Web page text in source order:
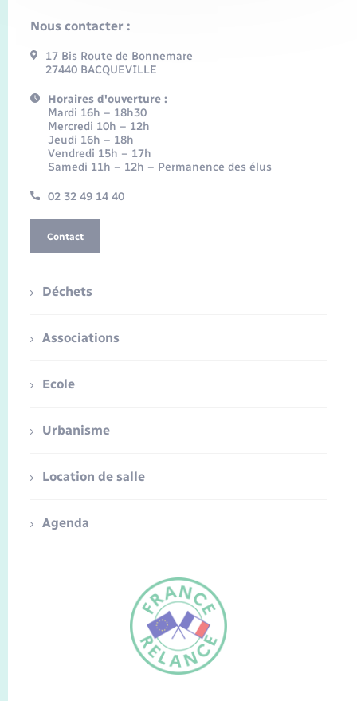
FR
Nous contacter :
17 Bis Route de Bonnemare
27440 BACQUEVILLE
Horaires d'ouverture :
Mardi 16h – 18h30
Mercredi 10h – 12h
Jeudi 16h – 18h
Vendredi 15h – 17h
Samedi 11h – 12h – Permanence des élus
02 32 49 14 40
Contact
Déchets
Associations
Ecole
Urbanisme
Location de salle
Agenda